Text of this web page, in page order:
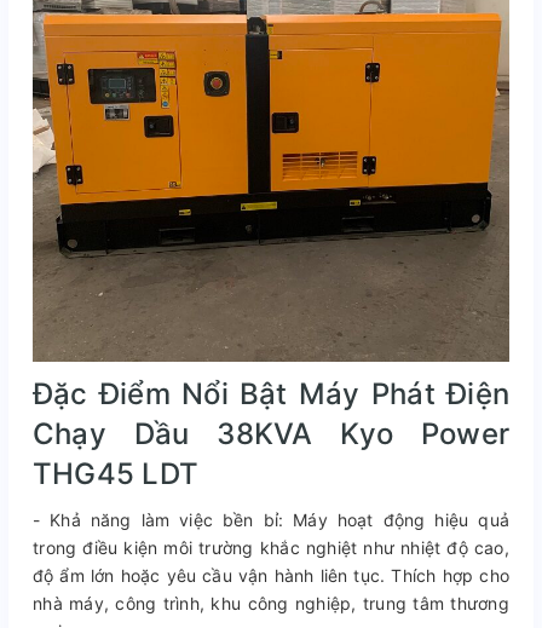
Đặc Điểm Nổi Bật Máy Phát Điện
Chạy Dầu 38KVA Kyo Power
THG45 LDT
- Khả năng làm việc bền bỉ: Máy hoạt động hiệu quả
trong điều kiện môi trường khắc nghiệt như nhiệt độ cao,
độ ẩm lớn hoặc yêu cầu vận hành liên tục. Thích hợp cho
nhà máy, công trình, khu công nghiệp, trung tâm thương